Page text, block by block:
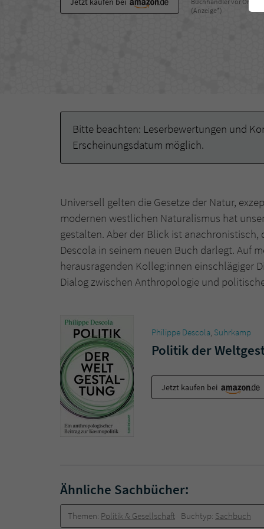
(Anzeige*)
Bitte beachten: Leserbewertungen und
Erscheinungsdatum möglich.
Universell gelten die Gesetze der Natur,
modernen westlichen Naturalismus hat
gestalten. Aber der Blick ist
Descola in seinem neuen Buch darlegt. Auf
herausragenden Kolleg:innen einschlägiger
Dialog zwischen Anthropologie und
Philippe Descola, Suhrkamp
Politik der
Jetzt kaufen bei
Ähnliche Sachbücher:
Themen: Politik & Gesellschaft Buchtyp: Sachbuch